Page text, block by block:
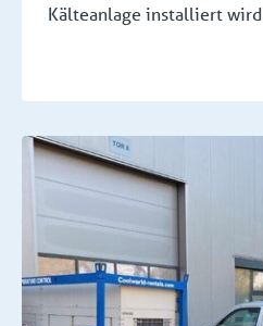
Kälteanlage installiert